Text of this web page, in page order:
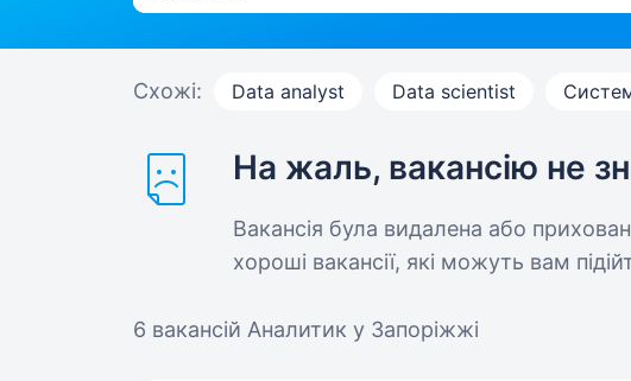
Схожі: Data analyst Data scientist
На жаль, вакансію не
Вакансія була видалена або
хороші вакансії, які можуть вам
6 вакансій Аналитик у Запоріжжі